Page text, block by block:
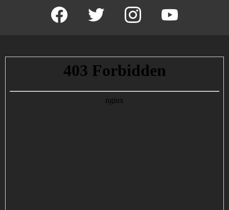
facebook twitter instagram